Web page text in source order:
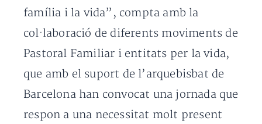
família i la vida”, compta amb la
col·laboració de diferents moviments de
Pastoral Familiar i entitats per la vida,
que amb el suport de l’arquebisbat de
Barcelona han convocat una jornada que
respon a una necessitat molt present